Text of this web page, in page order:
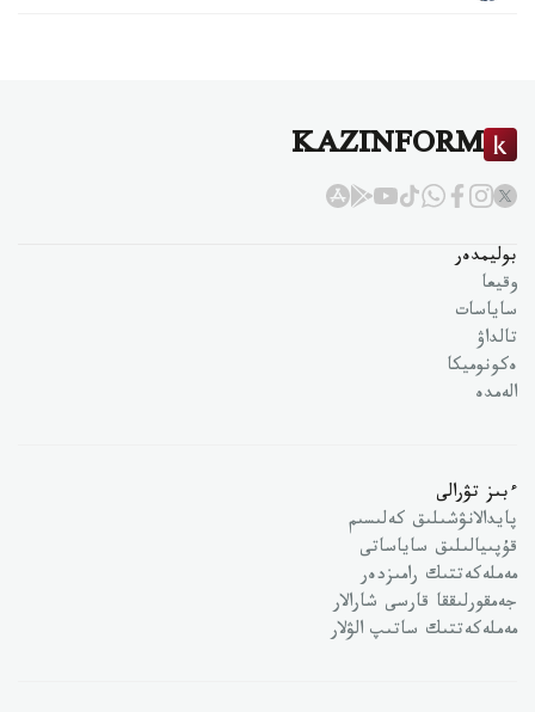
KAZINFORM
بوليمدەر
وقيعا
ساياسات
تالداۋ
ەكونوميكا
الەمدە
ءبىز تۋرالى
پايدالانۋشىلىق كەلىسىم
قۇپىيالىلىق ساياساتى
مەملەكەتتىك رامىزدەر
جەمقورلىققا قارسى شارالار
مەملەكەتتىك ساتىپ الۋلار